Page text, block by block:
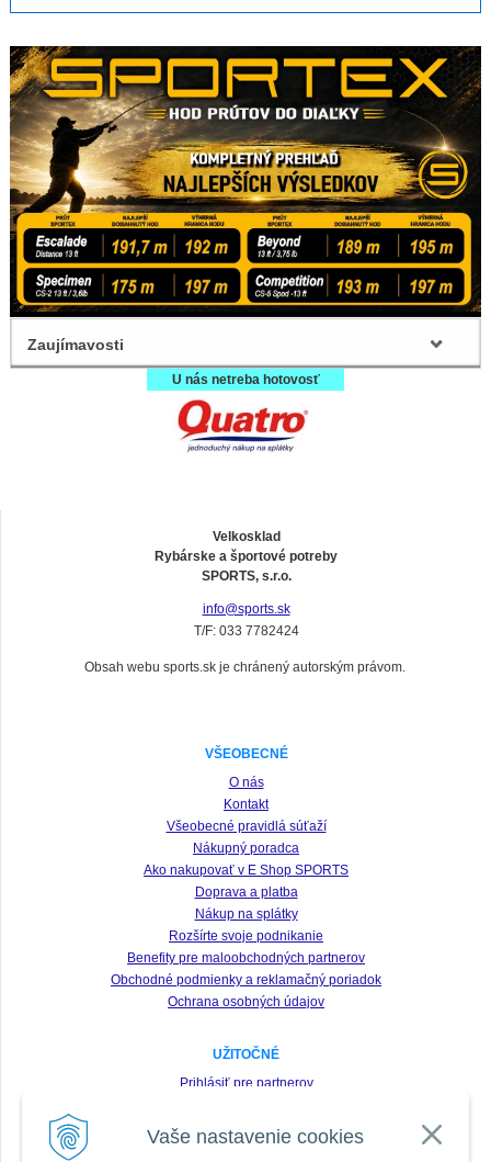
Vaše nastavenie cookies
Zaujímavosti
U nás netreba hotovosť
Velkosklad
Rybárske a športové potreby
SPORTS, s.r.o.
info@sports.sk
T/F: 033 7782424
Obsah webu sports.sk je chránený autorským právom.
VŠEOBECNÉ
O nás
Kontakt
Všeobecné pravidlá súťaží
Nákupný poradca
Ako nakupovať v E Shop SPORTS
Doprava a platba
Nákup na splátky
Rozšírte svoje podnikanie
Benefity pre maloobchodných partnerov
Obchodné podmienky a reklamačný poriadok
Ochrana osobných údajov
UŽITOČNÉ
Prihlásiť pre partnerov
Zabudnuté heslo